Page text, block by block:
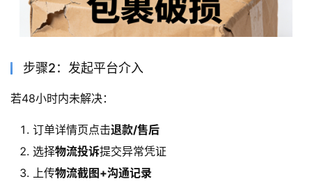
步骤2：发起平台介入
若48小时内未解决：
订单详情页点击退款/售后
选择物流投诉提交异常凭证
上传物流截图+沟通记录